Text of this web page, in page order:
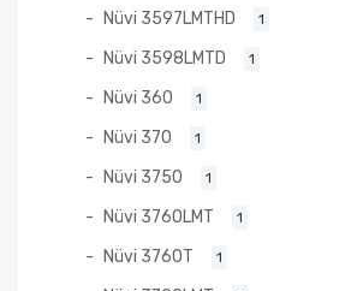
Nüvi 3597LMTHD 1
Nüvi 3598LMTD 1
Nüvi 360 1
Nüvi 370 1
Nüvi 3750 1
Nüvi 3760LMT 1
Nüvi 3760T 1